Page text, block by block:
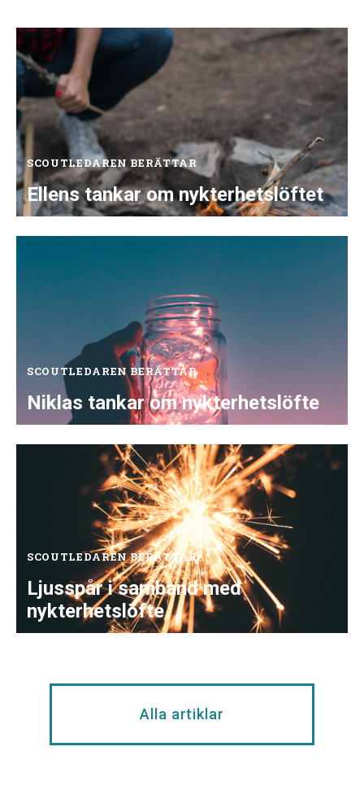
Ellens tankar om nykterhetslöftet
SCOUTLEDAREN BERÄTTAR
Niklas tankar om nykterhetslöfte
SCOUTLEDAREN BERÄTTAR
Ljusspår i samband med
nykterhetslöfte
SCOUTLEDAREN BERÄTTAR
Alla artiklar